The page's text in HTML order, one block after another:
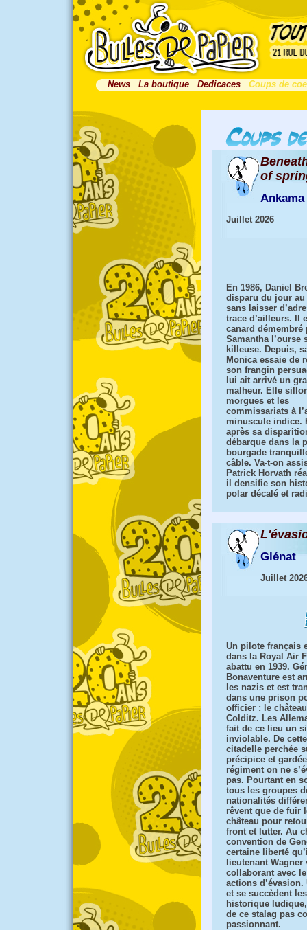
News La boutique Dedicaces Coups de
of
Ankama
Juillet 2026
En 1986, Daniel
disparu du jour au
sans laisser
trace d’ailleurs. Il
canard démembré
Samantha l’ourse
killeuse. Depuis,
Monica essaie de
son frangin
lui ait arrivé un
malheur. Elle
morgues et les
commissariats à
minuscule indice.
après sa
débarque dans la
bourgade
câble. Va-t-on
Patrick Horvath
il densifie son
polar décalé et
Glénat
Juillet
Un pilote français
dans la Royal Air
abattu en 1939.
Bonaventure est
les nazis et est
dans une prison
officier : le
Colditz. Les
fait de ce lieu un
inviolable. De cette
citadelle perchée
précipice et
régiment on ne
pas. Pourtant en
tous les groupes
nationalités
rêvent que de fuir
château pour
front et lutter. Au
convention de
certaine liberté
lieutenant
collaborant avec
actions d’évasion.
et se succèdent
historique
de ce stalag pas
passionnant.